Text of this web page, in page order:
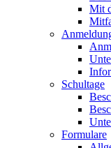
Mit
Schultage
Formulare